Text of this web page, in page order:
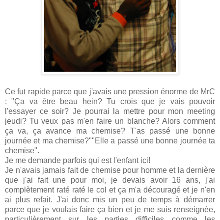
Ce fut rapide parce que j'avais une pression énorme de MrC
: "Ça va être beau hein? Tu crois que je vais pouvoir
l'essayer ce soir? Je pourrai la mettre pour mon meeting
jeudi? Tu veux pas m'en faire un blanche? Alors comment
ça va, ça avance ma chemise? T'as passé une bonne
journée et ma chemise?""Elle a passé une bonne journée ta
chemise".
Je me demande parfois qui est l'enfant ici!
Je n'avais jamais fait de chemise pour homme et la dernière
que j'ai fait une pour moi, je devais avoir 16 ans, j'ai
complètement raté raté le col et ça m'a découragé et je n'en
ai plus refait. J'ai donc mis un peu de temps à démarrer
parce que je voulais faire ça bien et je me suis renseignée,